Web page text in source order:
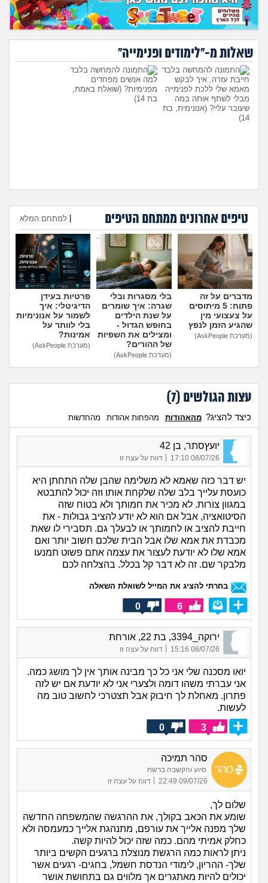
שאלות מ-"לימודים ופנימייה"
חייבת עזרה, איך לבקש
מאמא שלי ללכת לפנימייה
מבלי לשתף אותה במה
שעובר עליי? (אנונימית, בת
14)
למה אנשים מפחדים
מפנימיות? (שואלת באמת,
בת 14)
היועצת המליצה לשלוח את
הבן שלי לפנימייה, לסמוך
עליה?(אמא מודאגת, בת
35)
עומדת להיות בפנימייה ויש לי
חבר, אני יכולה להביא אותו
לחדר שלי?(פנימיסטית
לעתיד, בת 16)
טיפים אחרונים ממתחם הטיפים למתחם המלא
הוספת טיפ
מדברים על זה
פתוח: 5 מיתוסים
על צעצועי מין
שהגיע הזמן לנפץ
(מערכת AskPeople)
בלי מסגרות ובלי
שגרה: איך שומרים
על שנת הילדים
בחופש הגדול -
ומצילים את השפיות
של ההורים?
(מערכת AskPeople)
פרטיות בעידן
הדיגיטלי: איך
לשמור על אנונימיות
בלי לוותר על
אמינות?
(מערכת AskPeople)
עצות הגולשים (7
)
כיצד להציג? מהאהודות מהפחות אהודות מהחדשות
יועץסתר, בן 42
08/07/26 17:10
| דווח על עצה זו
יש דבר כזה שאמא לא משלימה שהבן שלה התחתן היא
כועסת עלייך בלב שלה שלקחת אותו וזה יכול להתבטא
במגוון צורות. לא מכיר את חמותך ולא בטוח שזה
הסיטואציה, אבל אם הוא לא יודע להציב גבולות - את
חייבת להציב או לחמותך או לבעלך גם. תסבירי לו שאת
מכבדת את אמא שלו אבל הבית שלכם חשוב יותר ואם
אמא שלו לא יודעת לעצור את עצמה אתם פשוט תמנעו
מלבקר שם. זה לא דבר קל בכלל. בהצלחה לכם
בחרתי להציג את המייל לשואלת השאלה
6
0
ירוקה_3394, בת 22, אורחת
08/07/26 15:16
| דווח על עצה זו
יואו מסכנה שלי אני כל כך מבינה אותך אין לך מושג כמה.
אני עברתי משהו דומה ולצערי אני לא יודעת אם יש לזה
פתרון. מאחלת לך חיבוק אבל תצטרכי לחשוב טוב מה
לעשות.
3
0
סהר תמיכה
סיוע והקשבה ברשת
09/07/26 22:49
דווח על עצה זו
שלום לך,
שומע את הכאב בקולך, את ההרגשה שהמשפחה החדשה
שלך מפנה אלייך את עורפם, מתנהגת אלייך כמעמסה ולא
כחלק אמיתי מהם. כמה שזה יכול להיות קשה.
ניתן לראות כמה הרגשת מנוצלת ברגעים הקשים ביותר
שלך- ההריון, לימודי הנדסת חשמל, בחגים- רגעים אשר
יכולים להיות מאתגרים אך מלווים גם בתחושת אושר